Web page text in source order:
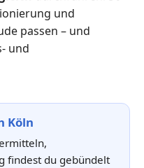
und
passen – und
und
Köln
findest du gebündelt